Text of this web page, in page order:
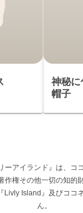
神秘に
帽子
ーアイランド』は、コ
作権その他一切の知的
Livly Island』及びココ
ん。